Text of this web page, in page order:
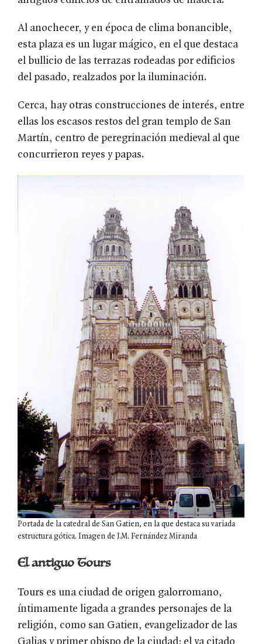
Al anochecer, y en época de clima bonancible,
esta plaza es un lugar mágico, en el que destaca
el bullicio de las terrazas rodeadas por edificios
del pasado, realzados por la iluminación.
Cerca, hay otras construcciones de interés, entre
ellas los escasos restos del gran templo de San
Martín, centro de peregrinación medieval al que
concurrieron reyes y papas.
Portada de la catedral de San Gatien, en la que destaca su variada
estructura gótica. Imagen de J.M. Fernández Miranda
El antiguo Tours
Tours es una ciudad de origen galorromano,
íntimamente ligada a grandes personajes de la
religión, como san Gatien, evangelizador de las